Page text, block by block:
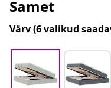
Samet
Värv(6 valikud